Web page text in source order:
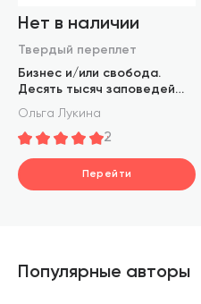
Нет в наличии
Твердый переплет
Бизнес и/или свобода.
Десять тысяч заповедей
лидера
Ольга Лукина
2
Перейти
Популярные авторы